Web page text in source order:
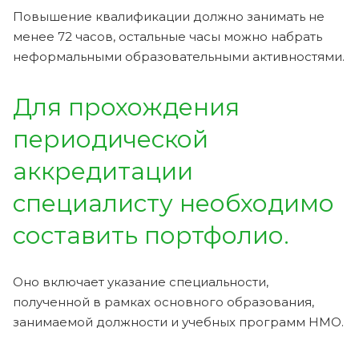
Повышение квалификации должно занимать не
менее 72 часов, остальные часы можно набрать
неформальными образовательными активностями.
Для прохождения
периодической
аккредитации
специалисту необходимо
составить портфолио.
Оно включает указание специальности,
полученной в рамках основного образования,
занимаемой должности и учебных программ НМО.